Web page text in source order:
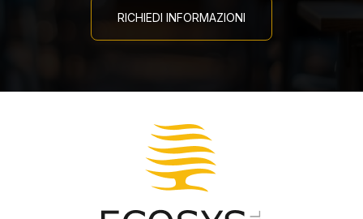
RICHIEDI INFORMAZIONI